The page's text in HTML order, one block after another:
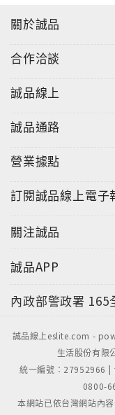
出台灣人民心靈至
福，都會舉行熱鬧
景、神像淵源，或
慶典來自於天地節
為民俗文化的特色
地燈會嘉年華，每
千萬人次的觀賞，
地區都會舉辦的龍
的重視，台灣的龍
大型及小型龍舟，
龍舟較重，而玻
格，客家人的義民
自然共存。
蹟，熱蘭遮城和
安平古堡和赤崁樓
都有相當深遠的
是國人此生必遊的
關於誠品
合作洽談
誠品線上
誠品通路
營業據點
訂閱誠品線上電子
關注誠品
誠品APP
內政部警政署 165
誠品線上eslite.com -
生活股份有
統一編號：27952966 |
0800-
本網站已依台灣網站內